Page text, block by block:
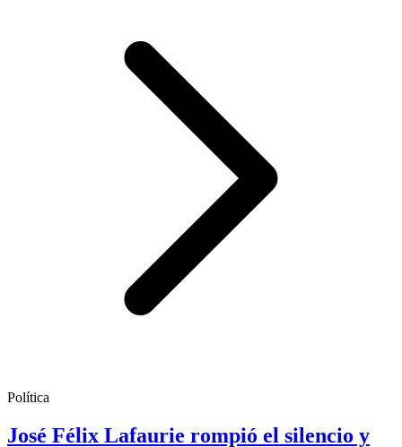
Política
José Félix Lafaurie rompió el silencio y